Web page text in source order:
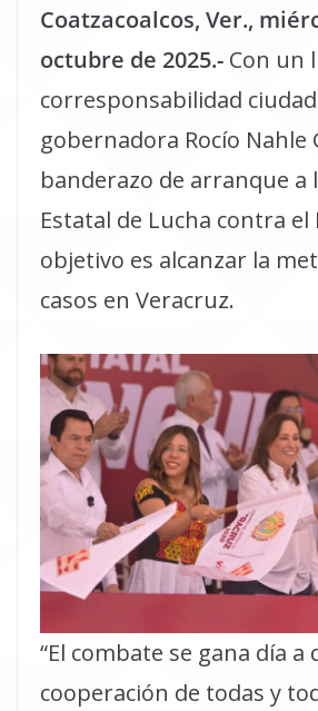
Coatzacoalcos, Ver.,
octubre de 2025.- Con un
corresponsabilidad
gobernadora Rocío Nahle
banderazo de arranque a
Estatal de Lucha contra el
objetivo es alcanzar la
casos en Veracruz.
“El combate se gana día a
cooperación de todas y